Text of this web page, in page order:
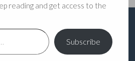
में शाबर
reading and get access to the
Subscribe